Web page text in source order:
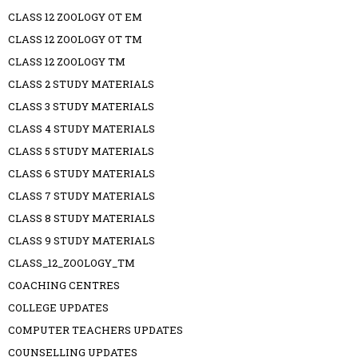
CLASS 12 ZOOLOGY OT EM
CLASS 12 ZOOLOGY OT TM
CLASS 12 ZOOLOGY TM
CLASS 2 STUDY MATERIALS
CLASS 3 STUDY MATERIALS
CLASS 4 STUDY MATERIALS
CLASS 5 STUDY MATERIALS
CLASS 6 STUDY MATERIALS
CLASS 7 STUDY MATERIALS
CLASS 8 STUDY MATERIALS
CLASS 9 STUDY MATERIALS
CLASS_12_ZOOLOGY_TM
COACHING CENTRES
COLLEGE UPDATES
COMPUTER TEACHERS UPDATES
COUNSELLING UPDATES